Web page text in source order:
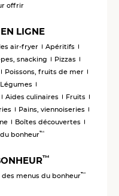
offrir
LIGNE
air-fryer
Apéritifs
snacking
Pizzas
Poissons, fruits de mer
Légumes
Aides culinaires
Fruits
Pains, viennoiseries
Boîtes découvertes
bonheur™
™
des menus du bonheur™